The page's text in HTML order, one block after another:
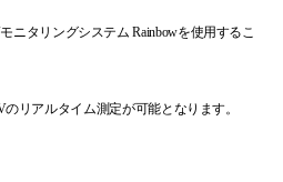
モニタリングシステム Rainbowを使用するこ
のリアルタイム測定が可能となります。